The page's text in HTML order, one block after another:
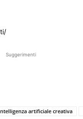
Suggerimenti
artificiale creativa